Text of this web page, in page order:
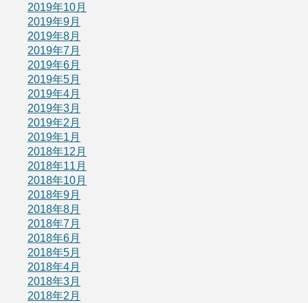
2019年10月
2019年9月
2019年8月
2019年7月
2019年6月
2019年5月
2019年4月
2019年3月
2019年2月
2019年1月
2018年12月
2018年11月
2018年10月
2018年9月
2018年8月
2018年7月
2018年6月
2018年5月
2018年4月
2018年3月
2018年2月